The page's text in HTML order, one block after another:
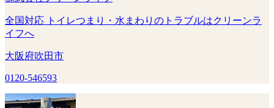
全国対応 トイレつまり・水まわりのトラブルはクリーンラ
イフへ
大阪府吹田市
0120-546593